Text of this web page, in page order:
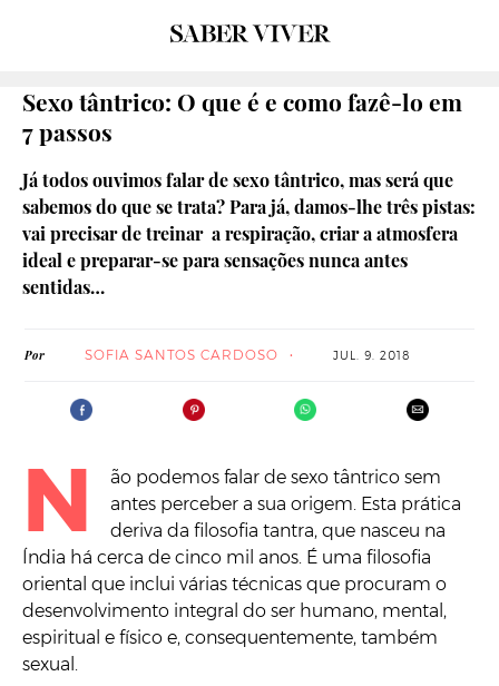
Sexo tântrico: O que é e como fazê-lo em
7 passos
Já todos ouvimos falar de sexo tântrico, mas será que
sabemos do que se trata? Para já, damos-lhe três pistas:
vai precisar de treinar a respiração, criar a atmosfera
ideal e preparar-se para sensações nunca antes
sentidas…
Por SOFIA SANTOS CARDOSO JUL. 9. 2018
N
ão podemos falar de sexo tântrico sem
antes perceber a sua origem. Esta prática
deriva da filosofia tantra, que nasceu na
Índia há cerca de cinco mil anos. É uma filosofia
oriental que inclui várias técnicas que procuram o
desenvolvimento integral do ser humano, mental,
espiritual e físico e, consequentemente, também
sexual.